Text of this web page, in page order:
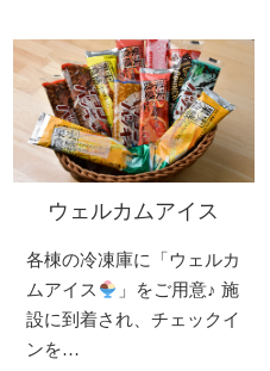
ウェルカムアイス
各棟の冷凍庫に「ウェルカ
ムアイス
」をご用意♪ 施
設に到着され、チェックイ
ンを…